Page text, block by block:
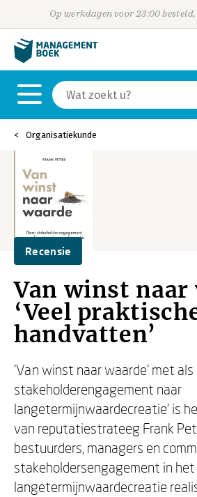
Op werkdagen voor 23:00
Organisatiekunde
Recensie
Van winst naar
‘Veel
handvatten’
‘Van winst naar waarde’ met
stakeholderengagement naar
langetermijnwaardecreatie’ is
van reputatiestrateeg Frank
bestuurders, managers en
stakeholdersengagement in het
langetermijnwaardecreatie